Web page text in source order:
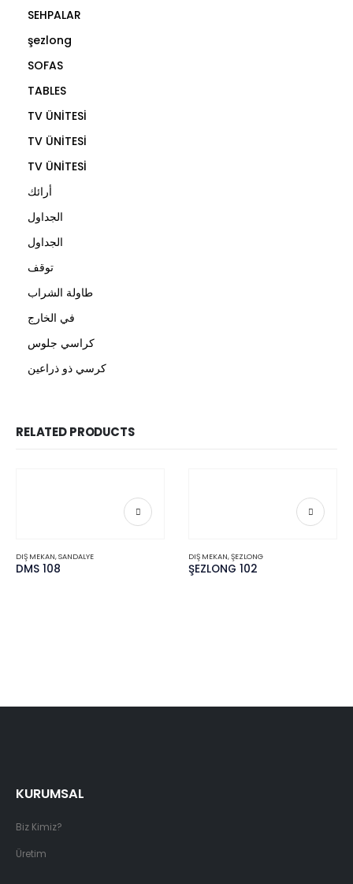
SEHPALAR
şezlong
SOFAS
TABLES
TV ÜNİTESİ
TV ÜNİTESİ
TV ÜNİTESİ
أرائك
الجداول
الجداول
توقف
طاولة الشراب
في الخارج
كراسي جلوس
كرسي ذو ذراعين
RELATED PRODUCTS
DIŞ MEKAN,SANDALYE
DMS 108
DIŞ MEKAN,ŞEZLONG
ŞEZLONG 102
KURUMSAL
Biz Kimiz?
Üretim